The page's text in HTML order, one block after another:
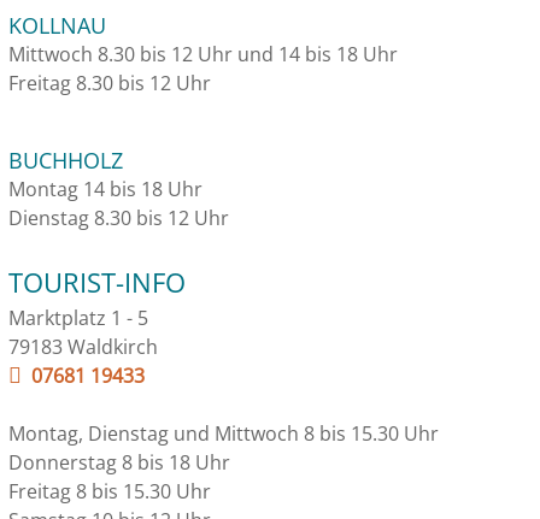
KOLLNAU
Mittwoch 8.30 bis 12 Uhr und 14 bis 18 Uhr
Freitag 8.30 bis 12 Uhr
BUCHHOLZ
Montag 14 bis 18 Uhr
Dienstag 8.30 bis 12 Uhr
TOURIST-INFO
Marktplatz 1 - 5
79183 Waldkirch
07681 19433
Montag, Dienstag und Mittwoch 8 bis 15.30 Uhr
Donnerstag 8 bis 18 Uhr
Freitag 8 bis 15.30 Uhr